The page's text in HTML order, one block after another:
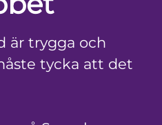
är trygga och
tycka att det